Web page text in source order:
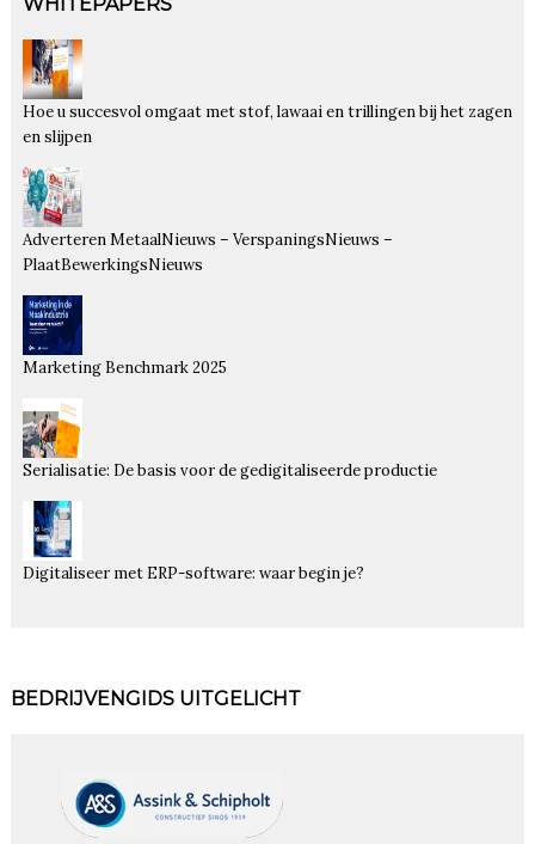
Hoe u succesvol omgaat met stof, lawaai en trillingen bij het zagen
en slijpen
Adverteren MetaalNieuws – VerspaningsNieuws –
PlaatBewerkingsNieuws
Marketing Benchmark 2025
Serialisatie: De basis voor de gedigitaliseerde productie
Digitaliseer met ERP-software: waar begin je?
BEDRIJVENGIDS UITGELICHT